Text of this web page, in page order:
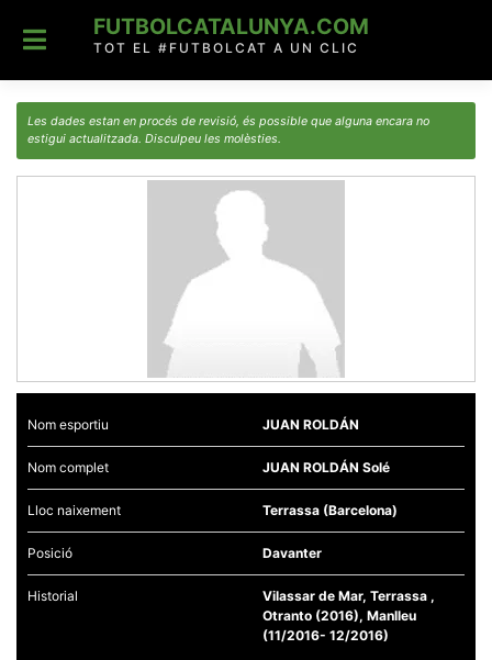
content
FUTBOLCATALUNYA.COM
TOT EL #FUTBOLCAT A UN CLIC
Les dades estan en procés de revisió, és possible que alguna encara no
estigui actualitzada. Disculpeu les molèsties.
Nom esportiu JUAN ROLDÁN
Nom complet JUAN ROLDÁN Solé
Lloc naixement Terrassa (Barcelona)
Posició Davanter
Historial
Vilassar de Mar, Terrassa ,
Otranto (2016), Manlleu
(11/2016- 12/2016)
Necessàries
Aquestes